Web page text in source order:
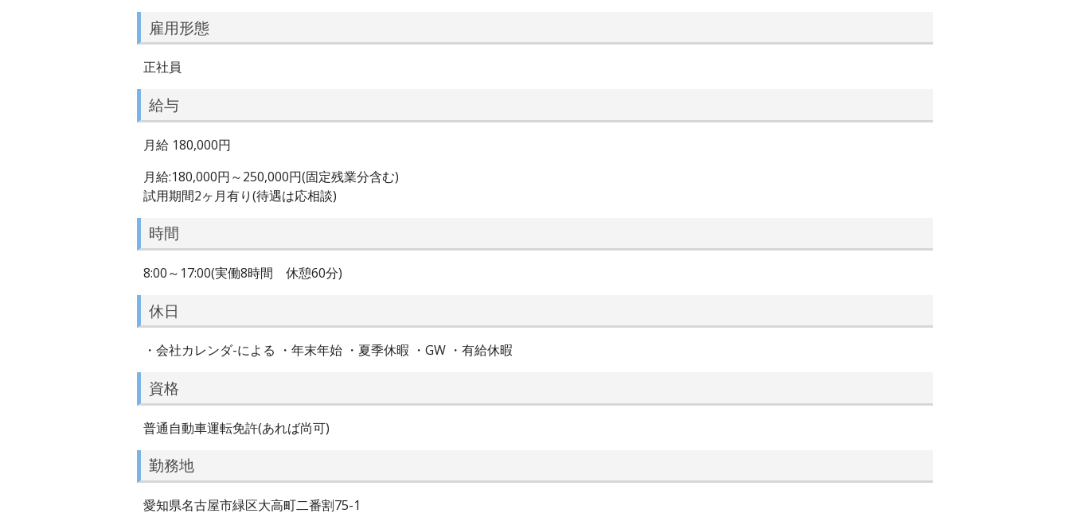
雇用形態
正社員
給与
月給 180,000円
月給:180,000円～250,000円(固定残業分含む)
試用期間2ヶ月有り(待遇は応相談)
時間
8:00～17:00(実働8時間 休憩60分)
休日
・会社カレンダ-による ・年末年始 ・夏季休暇 ・GW ・有給休暇
資格
普通自動車運転免許(あれば尚可)
勤務地
愛知県名古屋市緑区大高町二番割75-1